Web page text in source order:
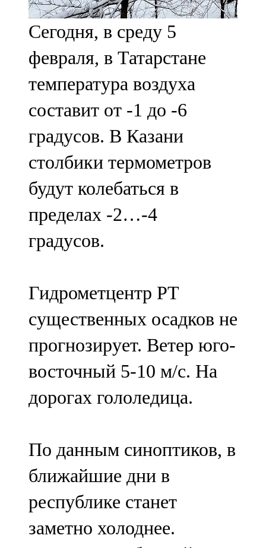
Сарман
107,8 FM
Теләче
106,1 FM
Түбән Кама
102,6 FM
Чирмешән
107,7 FM
Чистай
103,0 FM
91,0 FM
Шәмәрдән
102,3 FM
Яңа чишмә
107,0 FM
105,5 FM
Сегодня, в среду 5
февраля, в Татарстане
температура воздуха
составит от -1 до -6
градусов. В Казани
столбики термометров
будут колебаться в
пределах -2…-4
градусов.
Гидрометцентр РТ
существенных осадков не
прогнозирует. Ветер юго-
восточный 5-10 м/с. На
дорогах гололедица.
По данным синоптиков, в
ближайшие дни в
республике станет
заметно холоднее.